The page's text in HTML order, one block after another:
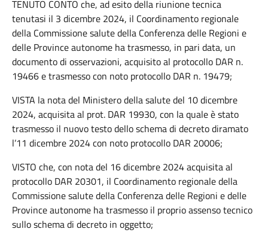
TENUTO CONTO che, ad esito della riunione tecnica
tenutasi il 3 dicembre 2024, il Coordinamento regionale
della Commissione salute della Conferenza delle Regioni e
delle Province autonome ha trasmesso, in pari data, un
documento di osservazioni, acquisito al protocollo DAR n.
19466 e trasmesso con noto protocollo DAR n. 19479;
VISTA la nota del Ministero della salute del 10 dicembre
2024, acquisita al prot. DAR 19930, con la quale è stato
trasmesso il nuovo testo dello schema di decreto diramato
l’11 dicembre 2024 con noto protocollo DAR 20006;
VISTO che, con nota del 16 dicembre 2024 acquisita al
protocollo DAR 20301, il Coordinamento regionale della
Commissione salute della Conferenza delle Regioni e delle
Province autonome ha trasmesso il proprio assenso tecnico
sullo schema di decreto in oggetto;